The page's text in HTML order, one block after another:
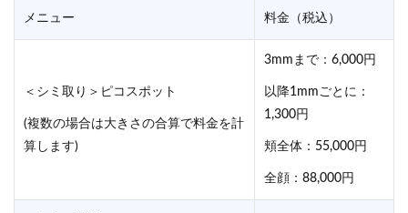
メニュー 料金（税込）
＜シミ取り＞ピコスポット
(複数の場合は大きさの合算で料金を計
算します)
3mmまで：6,000円
以降1mmごとに：
1,300円
頬全体：55,000円
全顔：88,000円